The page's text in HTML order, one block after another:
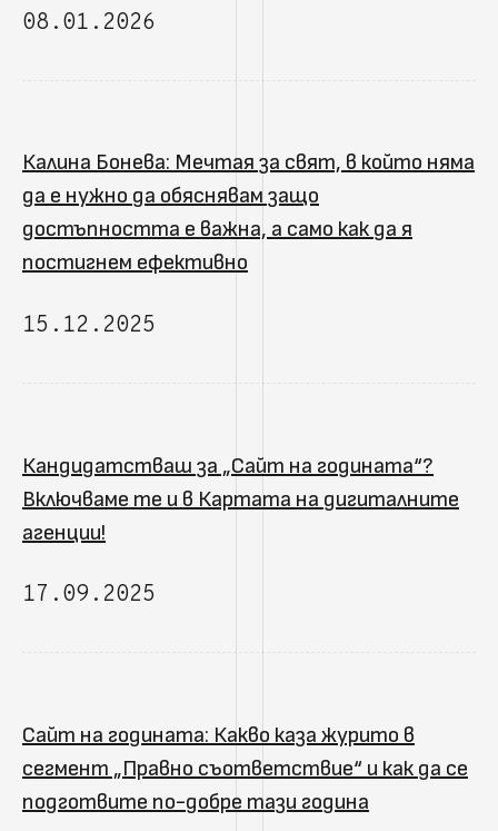
08.01.2026
Калина Бонева: Мечтая за свят, в който няма
да е нужно да обяснявам защо
достъпността е важна, а само как да я
постигнем ефективно
15.12.2025
Кандидатстваш за „Сайт на годината“?
Включваме те и в Картата на дигиталните
агенции!
17.09.2025
Сайт на годината: Какво каза журито в
сегмент „Правно съответствие“ и как да се
подготвите по-добре тази година